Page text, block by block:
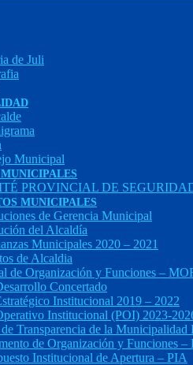
de Juli
Municipal
PROVINCIAL DE
MUNICIPALES
de Gerencia Municipal
del Alcaldía
Municipales 2020 – 2021
de Alcaldia
de Organización y Funciones –
Concertado
Institucional 2019 – 2022
Institucional (POI) 2023-
Transparencia de la
de Organización y Funciones –
Institucional de Apertura – PIA